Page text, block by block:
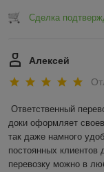
Сделка
Алексей
Ответственный
доки оформляет
так даже намного
постоянных клиентов
перевозку можно в